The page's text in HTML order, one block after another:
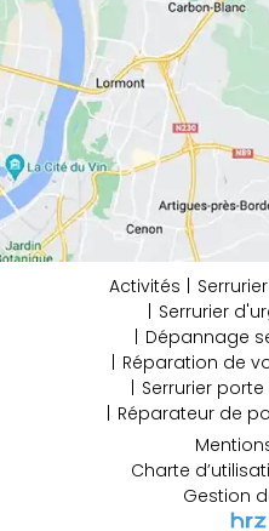
Activités
Serrurier
Dépannage
Réparation de
Serrurier
Réparateur de
Charte
Gestion